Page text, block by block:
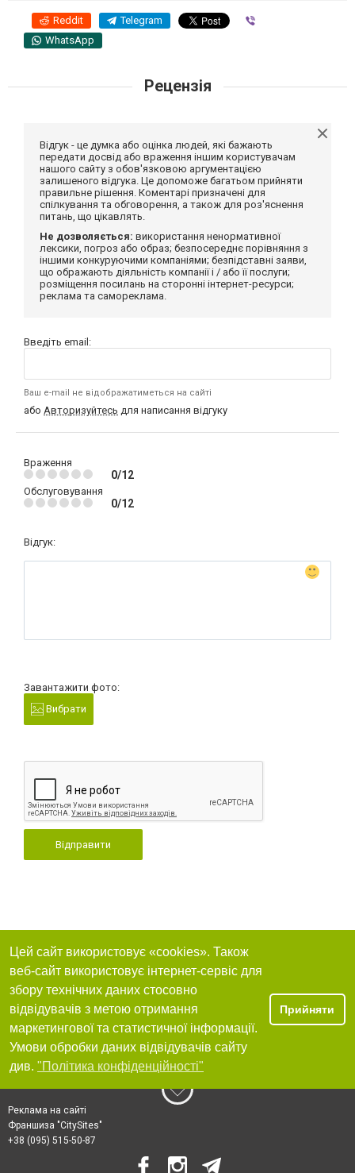
Reddit Telegram
WhatsApp
Рецензія
Відгук - це думка або оцінка людей, які бажають
передати досвід або враження іншим користувачам
нашого сайту з обов'язковою аргументацією
залишеного відгука. Це допоможе багатьом прийняти
правильне рішення. Коментарі призначені для
спілкування та обговорення, а також для роз'яснення
питань, що цікавлять.
Не дозволяється: використання ненормативної
лексики, погроз або образ; безпосереднє порівняння з
іншими конкуруючими компаніями; безпідставні заяви,
що ображають діяльність компанії і / або її послуги;
розміщення посилань на сторонні інтернет-ресурси;
реклама та самореклама.
Введіть email:
Ваш e-mail не відображатиметься на сайті
або Авторизуйтесь для написання відгуку
Враження
0/12
Обслуговування
0/12
Відгук:
Завантажити фото:
Вибрати
Відправити
Цей сайт використовує «cookies». Також
веб-сайт використовує інтернет-сервіс для
збору технічних даних стосовно
відвідувачів з метою отримання
маркетингової та статистичної інформації.
Умови обробки даних відвідувачів сайту
див. "Політика конфіденційності"
Прийняти
Реклама на сайті
Франшиза "CitySites"
+38 (095) 515-50-87